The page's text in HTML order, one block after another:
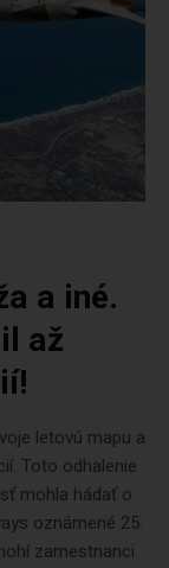
a iné.
až
letovú mapu a
Toto odhalenie
mohla hádať o
oznámené 25.
zamestnanci